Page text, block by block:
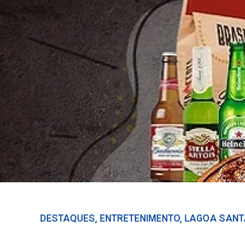
DESTAQUES, ENTRETENIMENTO, LAGOA